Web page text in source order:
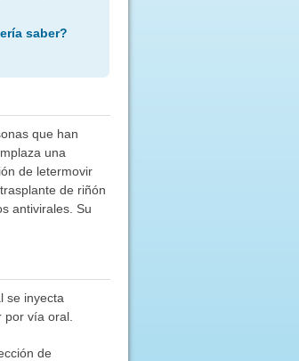
saber?
que han
una
de letermovir
de riñón
antivirales. Su
se inyecta
vía oral.
de